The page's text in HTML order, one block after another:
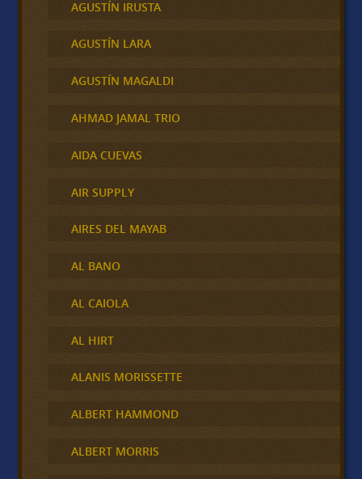
AGUSTÍN IRUSTA
AGUSTÍN LARA
AGUSTÍN MAGALDI
AHMAD JAMAL TRIO
AIDA CUEVAS
AIR SUPPLY
AIRES DEL MAYAB
AL BANO
AL CAIOLA
AL HIRT
ALANIS MORISSETTE
ALBERT HAMMOND
ALBERT MORRIS